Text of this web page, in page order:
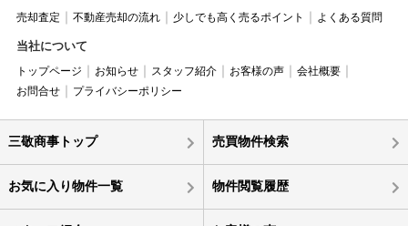
売却査定 不動産売却の流れ 少しでも高く売るポイント よくある質問
当社について
トップページ お知らせ スタッフ紹介 お客様の声
会社概要
お問合せ
プライバシーポリシー
三敬商事トップ 売買物件検索
お気に入り物件一覧 物件閲覧履歴